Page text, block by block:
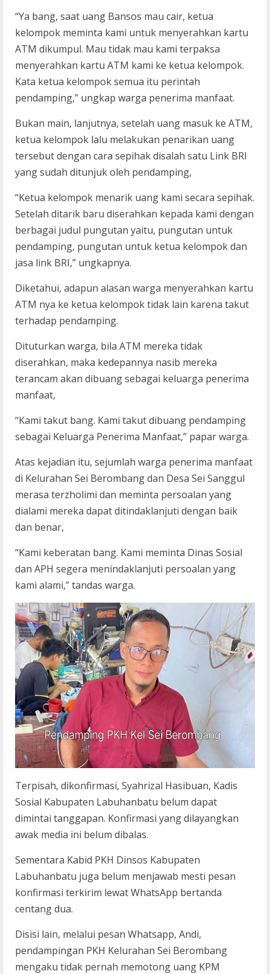
“Ya bang, saat uang Bansos mau cair, ketua
kelompok meminta kami untuk menyerahkan kartu
ATM dikumpul. Mau tidak mau kami terpaksa
menyerahkan kartu ATM kami ke ketua kelompok.
Kata ketua kelompok semua itu perintah
pendamping,” ungkap warga penerima manfaat.
Bukan main, lanjutnya, setelah uang masuk ke ATM,
ketua kelompok lalu melakukan penarikan uang
tersebut dengan cara sepihak disalah satu Link BRI
yang sudah ditunjuk oleh pendamping,
“Ketua kelompok menarik uang kami secara sepihak.
Setelah ditarik baru diserahkan kepada kami dengan
berbagai judul pungutan yaitu, pungutan untuk
pendamping, pungutan untuk ketua kelompok dan
jasa link BRI,” ungkapnya.
Diketahui, adapun alasan warga menyerahkan kartu
ATM nya ke ketua kelompok tidak lain karena takut
terhadap pendamping.
Dituturkan warga, bila ATM mereka tidak
diserahkan, maka kedepannya nasib mereka
terancam akan dibuang sebagai keluarga penerima
manfaat,
“Kami takut bang. Kami takut dibuang pendamping
sebagai Keluarga Penerima Manfaat,” papar warga.
Atas kejadian itu, sejumlah warga penerima manfaat
di Kelurahan Sei Berombang dan Desa Sei Sanggul
merasa terzholimi dan meminta persoalan yang
dialami mereka dapat ditindaklanjuti dengan baik
dan benar,
“Kami keberatan bang. Kami meminta Dinas Sosial
dan APH segera menindaklanjuti persoalan yang
kami alami,” tandas warga.
Terpisah, dikonfirmasi, Syahrizal Hasibuan, Kadis
Sosial Kabupaten Labuhanbatu belum dapat
dimintai tanggapan. Konfirmasi yang dilayangkan
awak media ini belum dibalas.
Sementara Kabid PKH Dinsos Kabupaten
Labuhanbatu juga belum menjawab mesti pesan
konfirmasi terkirim lewat WhatsApp bertanda
centang dua.
Disisi lain, melalui pesan Whatsapp, Andi,
pendampingan PKH Kelurahan Sei Berombang
mengaku tidak pernah memotong uang KPM